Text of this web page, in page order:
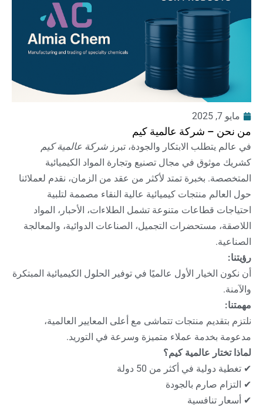
مايو 7, 2025
من نحن – شركة عالمية كيم
في عالم يتطلب الابتكار والجودة، تبرز شركة عالمية كيم
كشريك موثوق في مجال تصنيع وتجارة المواد الكيميائية
المتخصصة. بخبرة تمتد لأكثر من عقد من الزمان، نقدم لعملائنا
حول العالم منتجات كيميائية عالية النقاء مصممة لتلبية
احتياجات قطاعات متنوعة تشمل الطلاءات، الأحبار، المواد
اللاصقة، مستحضرات التجميل، الصناعات الدوائية، والمعالجة
الصناعية.
رؤيتنا:
أن نكون الخيار الأول عالميًا في توفير الحلول الكيميائية المبتكرة
والآمنة.
مهمتنا:
نلتزم بتقديم منتجات تتماشى مع أعلى المعايير العالمية،
مدعومة بخدمة عملاء متميزة وسرعة في التوريد.
لماذا تختار عالمية كيم؟
✔ تغطية دولية في أكثر من 50 دولة
✔ التزام صارم بالجودة
✔ أسعار تنافسية